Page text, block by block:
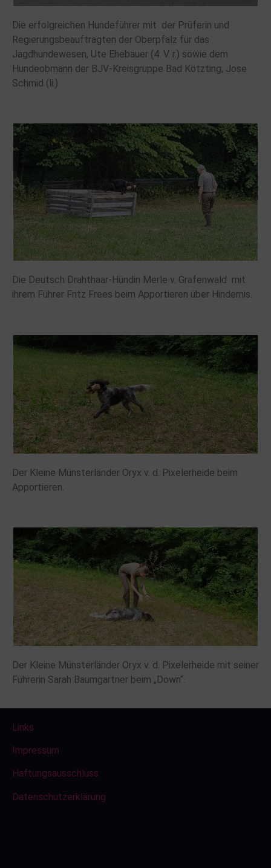
Die erfolgreichen Hundeführer mit der Prüferin und
Regierungsbeauftragten der Oberpfalz für das
Jagdhundewesen, Ute Ehebauer (4. V. r.) sowie dem
Hundeobmann der BJV-Kreisgruppe Bad Kötzting, Jose
Schmid (li.)
Die Deutsch Drahthaar-Hündin Merle v. Grafenwald mit
ihrem Führer Fritz Frees beim Apportieren über Hindernis.
Der Kleine Münsterländer Oryx v. d. Pixelerheide beim
Apportieren.
Der Kleine Münsterländer Oryx v. d. Pixelerheide mit seiner
Führerin Sarah Baumgartner beim „Down“.
Links
Impressum
Haftungsausschluss
Datenschutzerklärung